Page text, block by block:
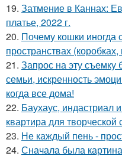
19. Затмение в Каннах:
платье, 2022 г.
20. Почему кошки иногда
пространствах
21. Запрос на эту съемку
семьи, искренность
когда все дома!
22. Баухаус, индастриал
квартира для творческой
23. Не каждый пень -
24. Сначала была